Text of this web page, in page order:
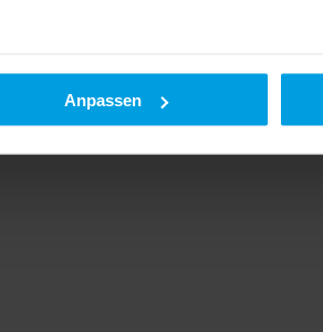
Anpassen